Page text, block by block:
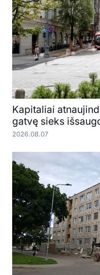
Kapitaliai
gatvę sieks
2026.08.07